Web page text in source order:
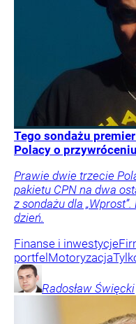
Tego sondażu
Polacy o
Prawie dwie trzecie
pakietu CPN na dwa
z sondażu dla
dzień.
Finanse i inwestycje
portfelMotoryzacja
Radosław Święcki